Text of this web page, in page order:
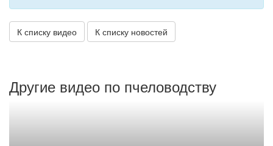
К списку видео К списку новостей
Другие видео по пчеловодству